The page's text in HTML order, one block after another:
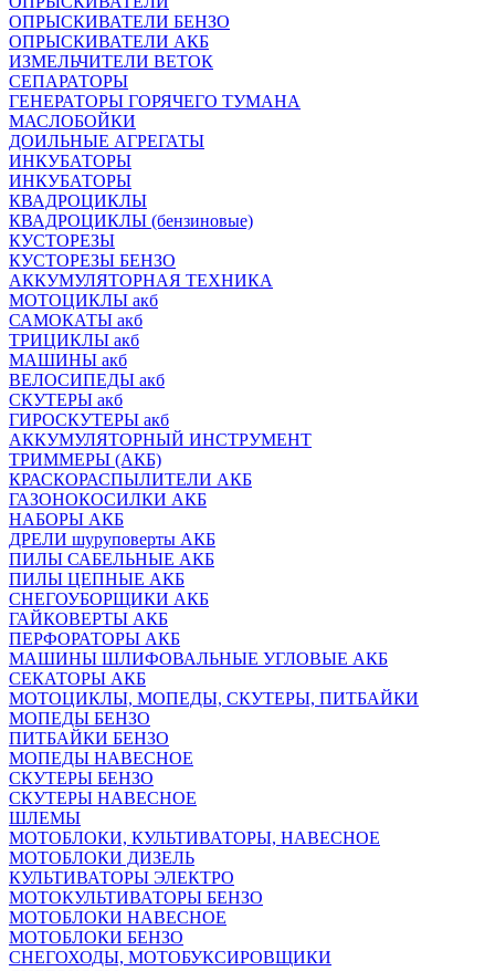
ОПРЫСКИВАТЕЛИ БЕНЗО
ОПРЫСКИВАТЕЛИ АКБ
ИЗМЕЛЬЧИТЕЛИ ВЕТОК
СЕПАРАТОРЫ
ГЕНЕРАТОРЫ ГОРЯЧЕГО ТУМАНА
МАСЛОБОЙКИ
ДОИЛЬНЫЕ АГРЕГАТЫ
ИНКУБАТОРЫ
ИНКУБАТОРЫ
КВАДРОЦИКЛЫ
КВАДРОЦИКЛЫ (бензиновые)
КУСТОРЕЗЫ
КУСТОРЕЗЫ БЕНЗО
АККУМУЛЯТОРНАЯ ТЕХНИКА
МОТОЦИКЛЫ акб
САМОКАТЫ акб
ТРИЦИКЛЫ акб
МАШИНЫ акб
ВЕЛОСИПЕДЫ акб
СКУТЕРЫ акб
ГИРОСКУТЕРЫ акб
АККУМУЛЯТОРНЫЙ ИНСТРУМЕНТ
ТРИММЕРЫ (АКБ)
КРАСКОРАСПЫЛИТЕЛИ АКБ
ГАЗОНОКОСИЛКИ АКБ
НАБОРЫ АКБ
ДРЕЛИ шуруповерты АКБ
ПИЛЫ САБЕЛЬНЫЕ АКБ
ПИЛЫ ЦЕПНЫЕ АКБ
СНЕГОУБОРЩИКИ АКБ
ГАЙКОВЕРТЫ АКБ
ПЕРФОРАТОРЫ АКБ
МАШИНЫ ШЛИФОВАЛЬНЫЕ УГЛОВЫЕ АКБ
СЕКАТОРЫ АКБ
МОТОЦИКЛЫ, МОПЕДЫ, СКУТЕРЫ, ПИТБАЙКИ
МОПЕДЫ БЕНЗО
ПИТБАЙКИ БЕНЗО
МОПЕДЫ НАВЕСНОЕ
СКУТЕРЫ БЕНЗО
СКУТЕРЫ НАВЕСНОЕ
ШЛЕМЫ
МОТОБЛОКИ, КУЛЬТИВАТОРЫ, НАВЕСНОЕ
МОТОБЛОКИ ДИЗЕЛЬ
КУЛЬТИВАТОРЫ ЭЛЕКТРО
МОТОКУЛЬТИВАТОРЫ БЕНЗО
МОТОБЛОКИ НАВЕСНОЕ
МОТОБЛОКИ БЕНЗО
СНЕГОХОДЫ, МОТОБУКСИРОВЩИКИ